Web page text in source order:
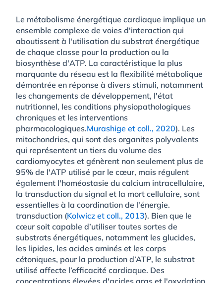
Le métabolisme énergétique cardiaque implique un
ensemble complexe de voies d'interaction qui
aboutissent à l'utilisation du substrat énergétique
de chaque classe pour la production ou la
biosynthèse d'ATP. La caractéristique la plus
marquante du réseau est la flexibilité métabolique
démontrée en réponse à divers stimuli, notamment
les changements de développement, l'état
nutritionnel, les conditions physiopathologiques
chroniques et les interventions
pharmacologiques.Murashige et coll., 2020). Les
mitochondries, qui sont des organites polyvalents
qui représentent un tiers du volume des
cardiomyocytes et génèrent non seulement plus de
95% de l'ATP utilisé par le cœur, mais régulent
également l'homéostasie du calcium intracellulaire,
la transduction du signal et la mort cellulaire, sont
essentielles à la coordination de l'énergie.
transduction (Kolwicz et coll., 2013). Bien que le
cœur soit capable d’utiliser toutes sortes de
substrats énergétiques, notamment les glucides,
les lipides, les acides aminés et les corps
cétoniques, pour la production d’ATP, le substrat
utilisé affecte l’efficacité cardiaque. Des
concentrations élevées d'acides gras et l'oxydation